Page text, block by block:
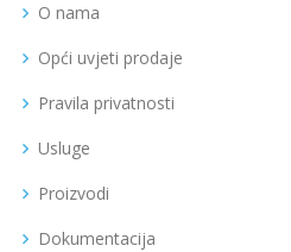
O nama
Opći uvjeti prodaje
Pravila privatnosti
Usluge
Proizvodi
Dokumentacija